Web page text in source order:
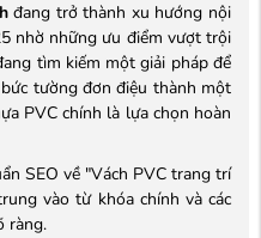
đang trở thành xu hướng nội
nhờ những ưu điểm vượt trội
tìm kiếm một giải pháp để
tường đơn điệu thành một
PVC chính là lựa chọn hoàn
SEO về "Vách PVC trang trí
vào từ khóa chính và các
ràng.